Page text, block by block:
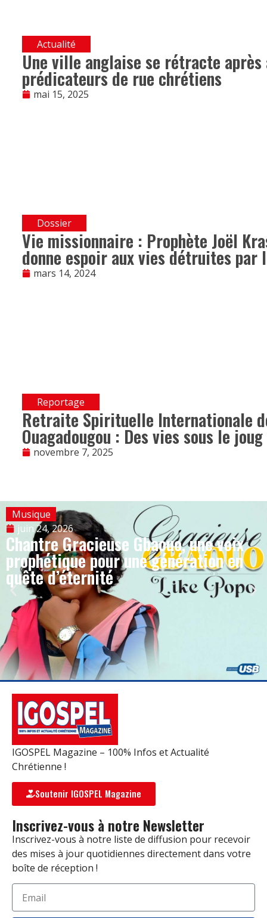
Actualité
Une ville anglaise se rétracte
prédicateurs de rue chrétiens
mai 15, 2025
Dossier
Vie missionnaire : Prophète Joël
donne espoir aux vies détruites
mars 14, 2024
Reportage
Retraite Spirituelle Internationale
Ouagadougou : Des vies sous le
novembre 7, 2025
Musique
juin 24, 2026
Chantre Gracieuse Gbaouo, une voix
prophétique pour une génération en
quête d’éternité
IGOSPEL Magazine – 100% Infos et Actualité
Chrétienne !
Soutenir IGOSPEL Magazine
Inscrivez-vous à notre Newsletter
Inscrivez-vous à notre liste de diffusion pour recevoir
des mises à jour quotidiennes directement dans votre
boîte de réception !